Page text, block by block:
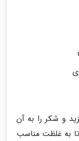
و شکر را به آن
تا به غلظت مناسب